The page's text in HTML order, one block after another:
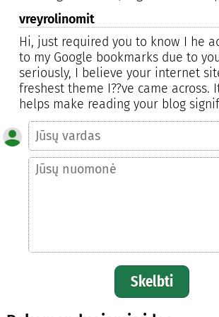
vreyrolinomit
Hi, just required you to know I he
to my Google bookmarks due to
seriously, I believe your internet
freshest theme I??ve came across.
helps make reading your blog
Skelbti